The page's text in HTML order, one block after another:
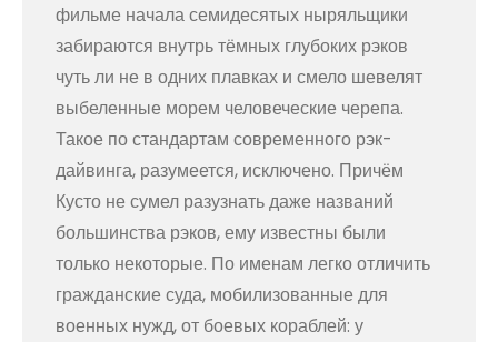
фильме начала семидесятых ныряльщики
забираются внутрь тёмных глубоких рэков
чуть ли не в одних плавках и смело шевелят
выбеленные морем человеческие черепа.
Такое по стандартам современного рэк-
дайвинга, разумеется, исключено. Причём
Кусто не сумел разузнать даже названий
большинства рэков, ему известны были
только некоторые. По именам легко отличить
гражданские суда, мобилизованные для
военных нужд, от боевых кораблей: у